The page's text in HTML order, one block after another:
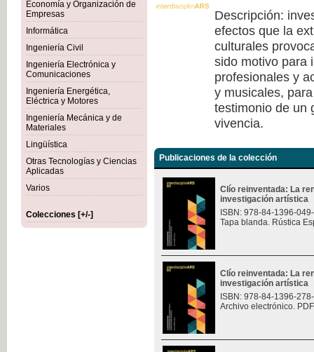
Economía y Organización de
Empresas
Informática
Ingeniería Civil
Ingeniería Electrónica y
Comunicaciones
Ingeniería Energética,
Eléctrica y Motores
Ingeniería Mecánica y de
Materiales
Lingüística
Otras Tecnologías y Ciencias
Aplicadas
Varios
Colecciones [+/-]
Descripción:
efectos que la
culturales
sido motivo para
profesionales y
y musicales,
testimonio de un
vivencia.
Publicaciones de la colección
Clío reinventada: La
investigación artística
ISBN: 978-84-1396-
Tapa blanda. Rústica
Clío reinventada: La
investigación artística
ISBN: 978-84-1396-
Archivo electrónico.